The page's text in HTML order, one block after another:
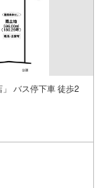
バス停下車 徒歩2